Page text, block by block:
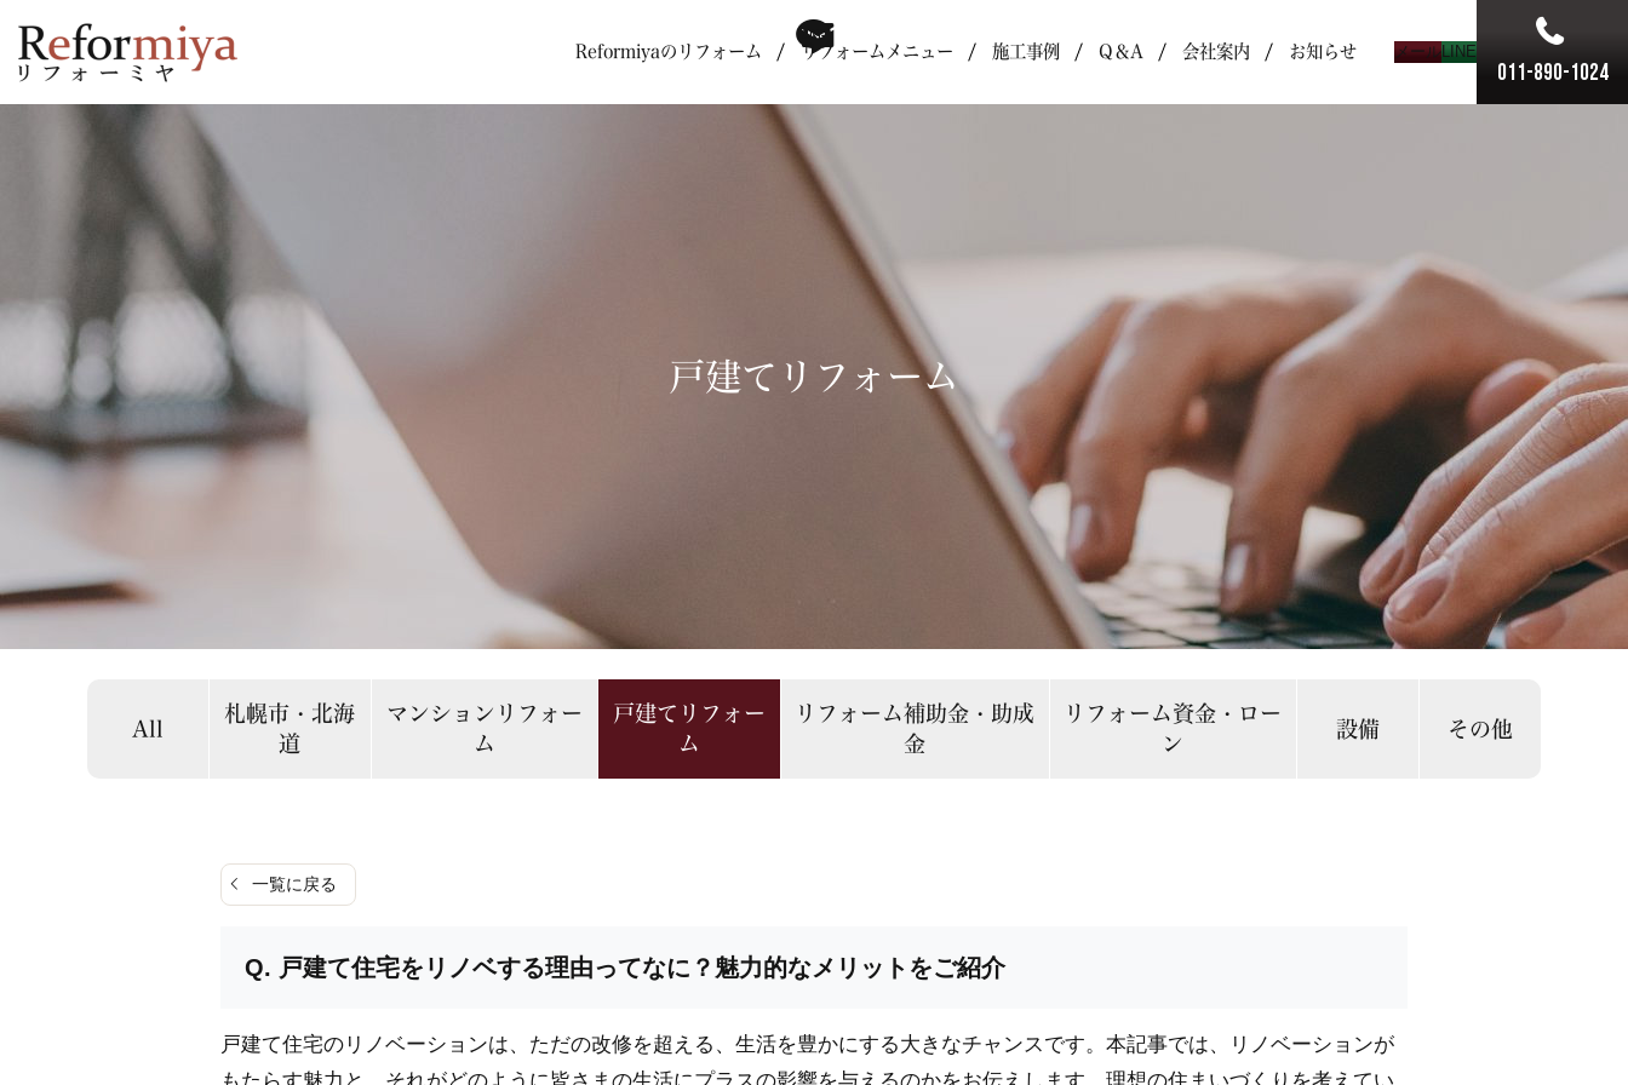
Reformiyaのリフォーム リフォームメニュー 施工事例 Q＆A 会社案内 お知らせ メールLINE
011-890-1024
戸建てリフォーム
All
札幌市・北海
道
マンションリフォー
ム
戸建てリフォー
ム
リフォーム補助金・助成
金
リフォーム資金・ロー
ン
設備 その他
一覧に戻る
戸建て住宅をリノベする理由ってなに？魅力的なメリットをご紹介
戸建て住宅のリノベーションは、ただの改修を超える、生活を豊かにする大きなチャンスです。本記事では、リノベーションが